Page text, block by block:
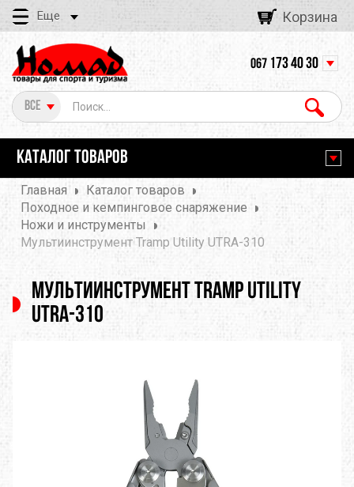
Еще Корзина
Все
067 173 40 30
КАТАЛОГ ТОВАРОВ
Главная
Каталог товаров
Походное и кемпинговое снаряжение
Ножи и инструменты
Мультиинструмент Tramp Utility UTRA-310
Мультиинструмент Tramp Utility
UTRA-310